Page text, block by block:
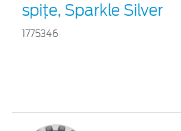
spiţe, Sparkle Silver
1775346